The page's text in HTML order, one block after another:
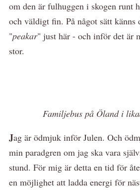
om den är fulhuggen i skogen runt
och väldigt fin. På något sätt känns
"peakar" just här - och inför det är
stor.
Familjebus på Öland i
Jag är ödmjuk inför Julen. Och
min paradgren om jag ska vara
stund. För mig är detta en tid för
en möjlighet att ladda energi för